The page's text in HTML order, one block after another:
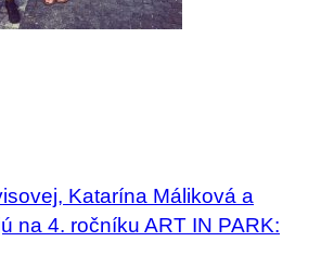
Katarína Máliková a
na 4. ročníku ART IN PARK: